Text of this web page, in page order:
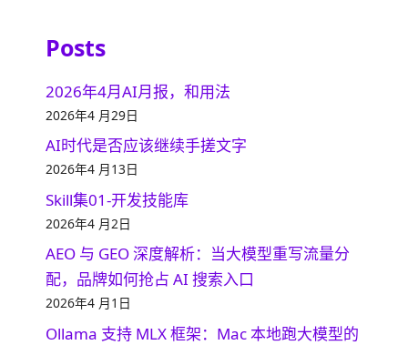
Posts
2026年4月AI月报，和用法
2026年4 月29日
AI时代是否应该继续手搓文字
2026年4 月13日
Skill集01-开发技能库
2026年4 月2日
AEO 与 GEO 深度解析：当大模型重写流量分
配，品牌如何抢占 AI 搜索入口
2026年4 月1日
Ollama 支持 MLX 框架：Mac 本地跑大模型的